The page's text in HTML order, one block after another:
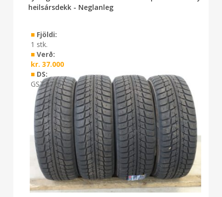
heilsársdekk - Neglanleg
■Fjöldi:
1 stk.
■Verð:
kr. 37.000
■DS:
GS7 0726